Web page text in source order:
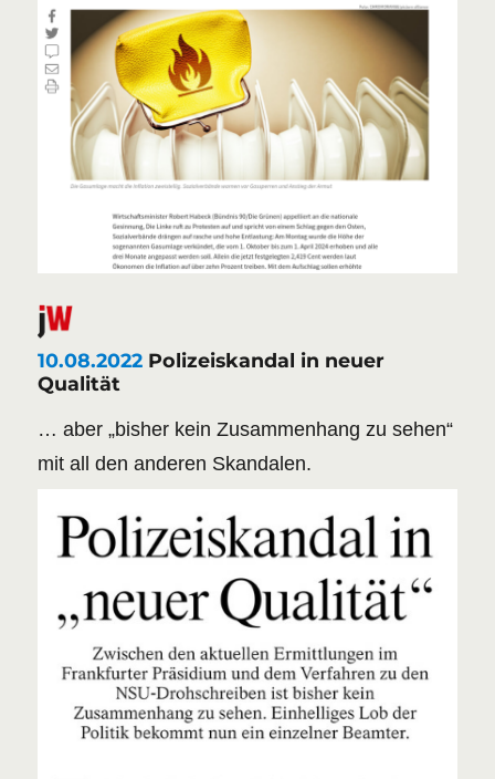
10.08.2022 Polizeiskandal in neuer
Qualität
… aber „bisher kein Zusammenhang zu sehen“
mit all den anderen Skandalen.